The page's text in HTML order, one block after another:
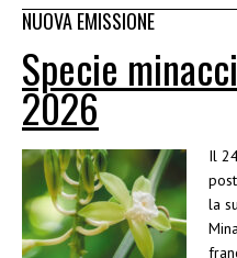
NUOVA EMISSIONE
Specie
2026
Il
la